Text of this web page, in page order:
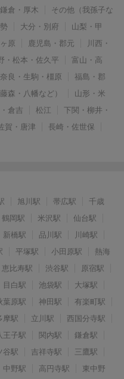
倉・厚木
その他（我孫子な
大分・別府
山梨・甲
原 鹿児島・郡元
川西・
・松本・佐久平
富山・高
奈良・生駒・橿原
福島・郡
森・八幡など）
山形・米
倉吉 松江
下関・柳井・
賀・唐津
長崎・佐世保
旭川駅 帯広駅
千歳
鶴岡駅 米沢駅
仙台駅
新橋駅 品川駅
川崎駅
平塚駅 小田原駅
熱海
恵比寿駅 渋谷駅
原宿駅
目白駅 池袋駅
大塚駅
葉原駅 神田駅
有楽町駅
摩駅 立川駅
西国分寺駅
王子駅 関内駅
鎌倉駅
谷駅 吉祥寺駅
三鷹駅
中野駅 高円寺駅
東中野